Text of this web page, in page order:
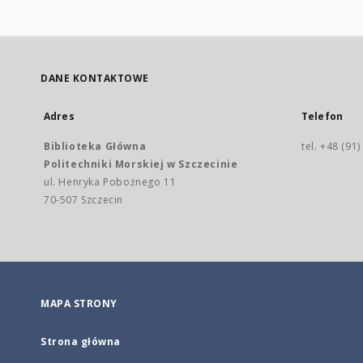
DANE KONTAKTOWE
Adres
Biblioteka Główna
Politechniki Morskiej w Szczecinie
ul. Henryka Pobożnego 11
70-507 Szczecin
Telefon
tel. +48
MAPA STRONY
Strona główna